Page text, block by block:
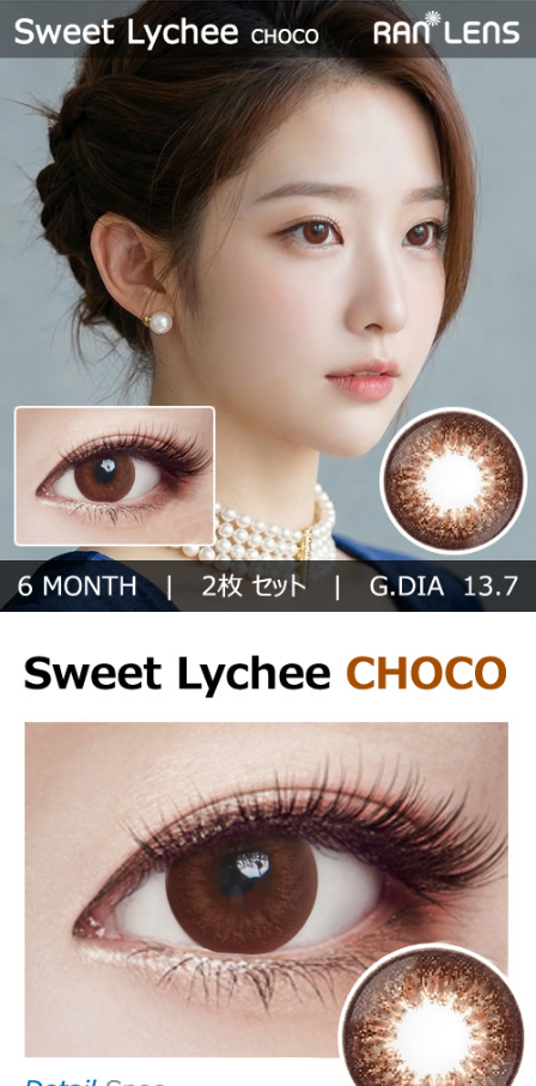
コン、格安乱視用カラコン、激安乱視用カラコン、韓国乱視カラコン、
遠視用カラコン、遠視カラコン、乱視用カラーコンタクト、格安乱視用
カラコン専門店のシリコン ハイドロゲル 乱視用
シリコン ハイドロゲ
ル 乱視用
【6ヶ月/遠視用】 スイート ライチ チョコ、乱視用カラコン、乱視カラ
コン、格安乱視用カラコン、激安乱視用カラコン、韓国乱視カラコン、
遠視用カラコン、遠視カラコン、乱視用カラーコンタクト、格安乱視用
カラコン専門店のAxis 乱視の軸度(10º~180º)
Axis 乱視の軸度
(10º~180º)
お好みスタイル装着期間
【6ヶ月/遠視用】 スイート ライチ チョコ、乱視用カラコン、乱視カラ
コン、格安乱視用カラコン、激安乱視用カラコン、韓国乱視カラコン、
遠視用カラコン、遠視カラコン、乱視用カラーコンタクト、格安乱視用
カラコン専門店の1Day (ワンデー)
1Day (ワンデー)
【6ヶ月/遠視用】 スイート ライチ チョコ、乱視用カラコン、乱視カラ
コン、格安乱視用カラコン、激安乱視用カラコン、韓国乱視カラコン、
遠視用カラコン、遠視カラコン、乱視用カラーコンタクト、格安乱視用
カラコン専門店の7Days (1週間) 乱視用
7Days (1週間) 乱視用
【6ヶ月/遠視用】 スイート ライチ チョコ、乱視用カラコン、乱視カラ
コン、格安乱視用カラコン、激安乱視用カラコン、韓国乱視カラコン、
遠視用カラコン、遠視カラコン、乱視用カラーコンタクト、格安乱視用
カラコン専門店の2Weeks (2週間) 2Weeks (2週間)
【6ヶ月/遠視用】 スイート ライチ チョコ、乱視用カラコン、乱視カラ
コン、格安乱視用カラコン、激安乱視用カラコン、韓国乱視カラコン、
遠視用カラコン、遠視カラコン、乱視用カラーコンタクト、格安乱視用
カラコン専門店の1Month (1ヶ月間 )
1Month (1ヶ月間 )
【6ヶ月/遠視用】 スイート ライチ チョコ、乱視用カラコン、乱視カラ
コン、格安乱視用カラコン、激安乱視用カラコン、韓国乱視カラコン、
遠視用カラコン、遠視カラコン、乱視用カラーコンタクト、格安乱視用
カラコン専門店の 6months (6ヶ月間 )
6months (6ヶ月間 )
コン、格安乱視用カラコン、激安乱視用カラコン、韓国乱視カラコン、
遠視用カラコン、遠視カラコン、乱視用カラーコンタクト、格安乱視用
ン
コン、格安乱視用カラコン、激安乱視用カラコン、韓国乱視カラコン、
遠視用カラコン、遠視カラコン、乱視用カラーコンタクト、格安乱視用
カラコン専門店のグレー系 遠視用カラコン グレー系 遠視用カラコン
【6ヶ月/遠視用】 スイート ライチ チョコ、乱視用カラコン、乱視カラ
コン、格安乱視用カラコン、激安乱視用カラコン、韓国乱視カラコン、
遠視用カラコン、遠視カラコン、乱視用カラーコンタクト、格安乱視用
カラコン専門店のブラック系 遠視用カラコン
ブラック系 遠視用カラコ
ン
【6ヶ月/遠視用】 スイート ライチ チョコ、乱視用カラコン、乱視カラ
コン、格安乱視用カラコン、激安乱視用カラコン、韓国乱視カラコン、
遠視用カラコン、遠視カラコン、乱視用カラーコンタクト、格安乱視用
カラコン専門店のチョコ系 遠視用カラコン
チョコ系 遠視用カラコン
【6ヶ月/遠視用】 スイート ライチ チョコ、乱視用カラコン、乱視カラ
コン、格安乱視用カラコン、激安乱視用カラコン、韓国乱視カラコン、
遠視用カラコン、遠視カラコン、乱視用カラーコンタクト、格安乱視用
カラコン専門店のブルー系 遠視用カラコン
ブルー系 遠視用カラコン